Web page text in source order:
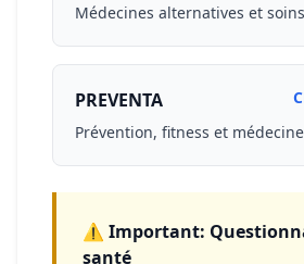
Médecines alternatives et
PREVENTA
Prévention, fitness et
⚠️ Important:
santé